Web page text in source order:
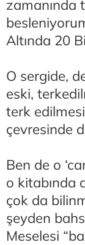
zamanında
Altında 20
O sergide,
eski,
terk
çevresinde
Ben de o
o kitabında
çok da
şeyden
Meselesi